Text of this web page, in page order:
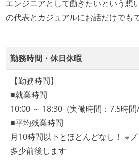
プロダクトの開発言語やフレー
成技術は、基本的に最新版より1
コード品質向上のための取
本番にデプロイされるコードに
ーまたはペアプログラミングを
「リファクタリングは随時行わ
観をメンバー全員が共有してお
いる
何らかのコーディング規約をチ
うにしている
エンジニアとして働きたいという想
の代表とカジュアルにお話だけでも
勤務時間・休日休暇
【勤務時間】
■就業時間
10:00 ～ 18:30（実働時間：7.5時間/
■平均残業時間
月10時間以下とほとんどなし！ ※
多少前後します